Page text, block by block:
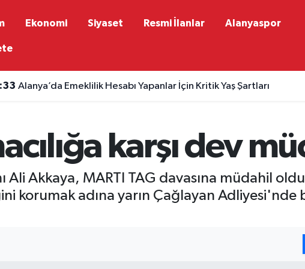
Ekonomi Siyaset Resmi İlanlar Alanyaspor
Alanya’da Emeklilik Hesabı Yapanlar İçin Kritik Yaş Şartları
karşı dev
Ali Akkaya, MARTI TAG davasına müdahil
korumak adına yarın Çağlayan